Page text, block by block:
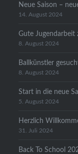
Neue Saison –
14. August 2024
Gute Jugendarbeit
8. August 2024
Ballkünstler
8. August 2024
Start in die neue
5. August 2024
Herzlich
31. Juli 2024
Back To School